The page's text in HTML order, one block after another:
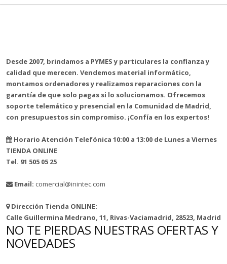
Desde 2007, brindamos a PYMES y particulares la confianza y
calidad que merecen. Vendemos material informático,
montamos ordenadores y realizamos reparaciones con la
garantía de que solo pagas si lo solucionamos. Ofrecemos
soporte telemático y presencial en la Comunidad de Madrid,
con presupuestos sin compromiso. ¡Confía en los expertos!
Horario Atención Telefónica 10:00 a 13:00 de Lunes a Viernes
TIENDA ONLINE
Tel. 91 505 05 25
Email: comercial@inintec.com
Dirección Tienda ONLINE:
Calle Guillermina Medrano, 11, Rivas-Vaciamadrid, 28523, Madrid
NO TE PIERDAS NUESTRAS OFERTAS Y
NOVEDADES